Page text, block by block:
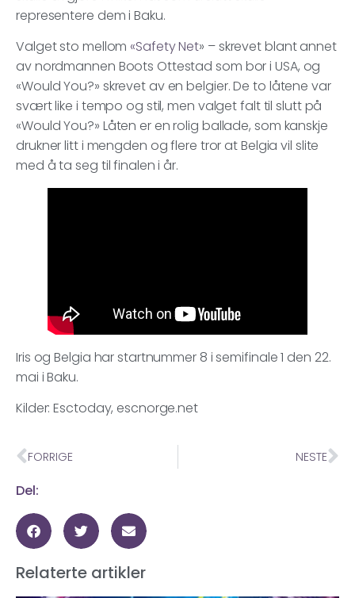
representere dem i Baku.
Valget sto mellom «Safety Net» – skrevet blant annet
av nordmannen Boots Ottestad som bor i USA, og
«Would You?» skrevet av en belgier. De to låtene var
svært like i tempo og stil, men valget falt til slutt på
«Would You?» Låten er en rolig ballade, som kanskje
drukner litt i mengden og flere tror at Belgia vil slite
med å ta seg til finalen i år.
Iris og Belgia har startnummer 8 i semifinale 1 den 22.
mai i Baku.
Kilder: Esctoday, escnorge.net
FORRIGE NESTE
Del:
Relaterte artikler